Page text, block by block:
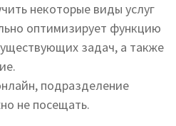
некоторые виды услуг
оптимизирует функцию
задач, а также
подразделение
не посещать.